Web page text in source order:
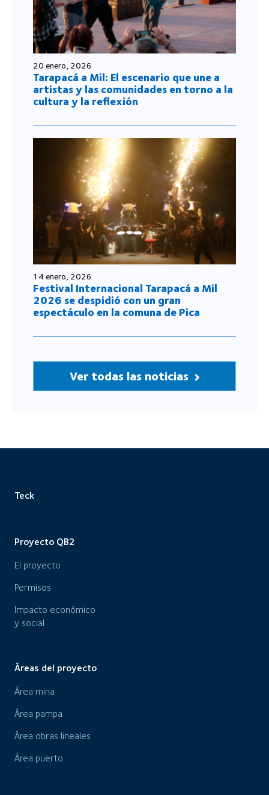
20 enero, 2026
Tarapacá a Mil: El escenario que une a
artistas y las comunidades en torno a la
cultura y la reflexión
14 enero, 2026
Festival Internacional Tarapacá a Mil
2026 se despidió con un gran
espectáculo en la comuna de Pica
Ver todas las noticias
Teck
Proyecto QB2
El proyecto
Permisos
Impacto económico
y social
Áreas del proyecto
Área mina
Área pampa
Área obras lineales
Área puerto